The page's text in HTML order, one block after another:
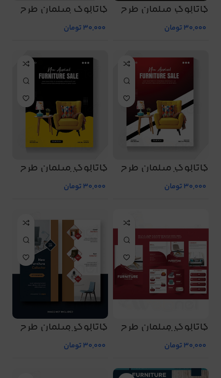
کاتالوگ مبلمان طرح
شماره 1
30,000تومان
کاتالوگ مبلمان طرح
شماره 10
30,000تومان
کاتالوگ مبلمان طرح
شماره 11
30,000تومان
کاتالوگ مبلمان طرح
شماره 12
30,000تومان
کاتالوگ مبلمان طرح
شماره 13
30,000تومان
کاتالوگ مبلمان طرح
شماره 14
30,000تومان